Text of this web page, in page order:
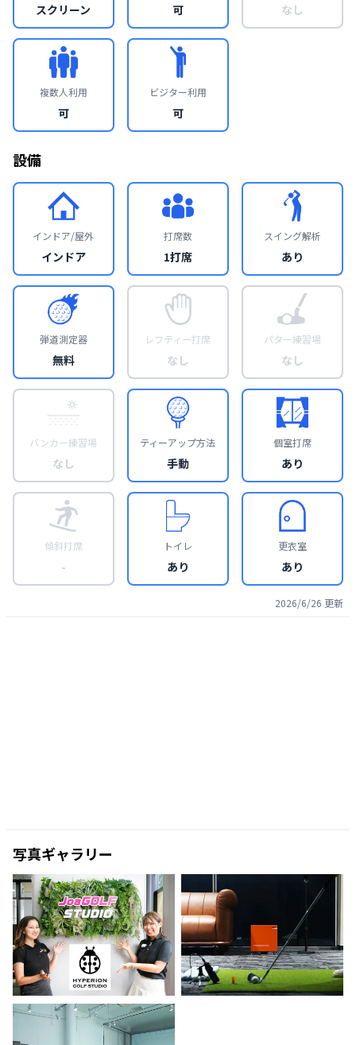
スクリーン 可 なし
複数人利用
可
ビジター利用
可
設備
インドア/屋外
インドア
打席数
1打席
スイング解析
あり
弾道測定器
無料
レフティー打席
なし
パター練習場
なし
バンカー練習場
なし
ティーアップ方法
手動
個室打席
あり
傾斜打席
-
トイレ
あり
更衣室
あり
2026/6/26 更新
写真ギャラリー